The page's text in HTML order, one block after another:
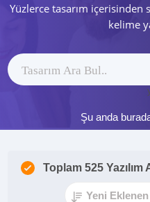
Yüzlerce tasarım
kelime
Şu anda
Toplam 525 Yazılım